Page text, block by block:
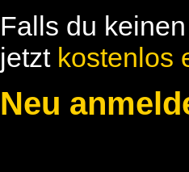
Falls du
jetzt kostenlos
Neu